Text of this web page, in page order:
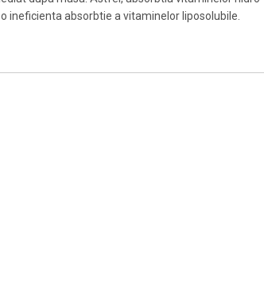
ineficienta absorbtie a vitaminelor liposolubile.